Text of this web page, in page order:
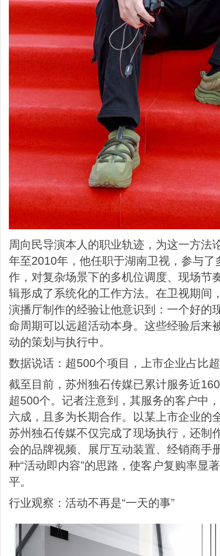
周向民导演本人的职业轨迹，为这一方法
年至2010年，他任职于湖南卫视，参与了
作，对复杂场景下的多机位调度、现场节
辑形成了系统化的工作方法。在卫视期间
演播厅制作的经验让他意识到：一个好的
命周期可以远超活动本身。这些经验后来
动的策划与执行中。
数据说话：超500个项目，上市企业占比
截至目前，苏州独石传媒已累计服务近
超500个。记者注意到，其服务的客户中
六成，且多为长期合作。以某上市企业的
苏州独石传媒不仅完成了现场执行，还制
会的品牌视频、展厅互动装置、经销商手
种“活动即内容”的思路，使客户复购率显
平。
行业观察：活动不再是“一天的事”